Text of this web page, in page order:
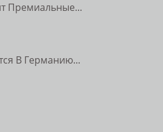
Премиальные...
В Германию...